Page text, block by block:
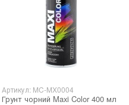
Артикул: MC-MX0004
Грунт чорний Maxi Color 400 мл